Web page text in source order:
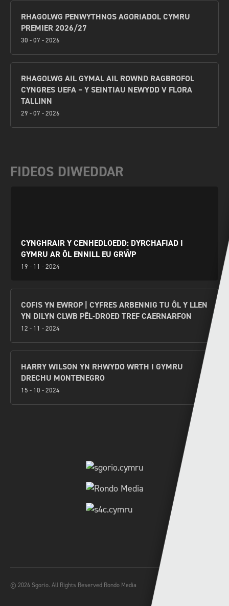
RHAGOLWG PENWYTHNOS AGORIADOL CYMRU
PREMIER 2026/27
30 - 07 - 2026
RHAGOLWG AIL GYMAL AIL ROWND RAGBROFOL
CYNGRES UEFA – Y SEINTIAU NEWYDD V FLORA
TALLINN
29 - 07 - 2026
FIDEOS DIWEDDAR
CYNGHRAIR Y CENHEDLOEDD: DYRCHAFIAD I
GYMRU AR ÔL ENNILL EU GRŴP
19 - 11 - 2024
COFIS YN EWROP | CYFRES ARBENNIG TU ÔL Y LLEN
YN DILYN CLWB PÊL-DROED TREF CAERNARFON
12 - 11 - 2024
HARRY WILSON YN RHWYDO WRTH I GYMRU
DRECHU MONTENEGRO
15 - 10 - 2024
© 2026 Sgorio. All Rights Reserved Rondo Media